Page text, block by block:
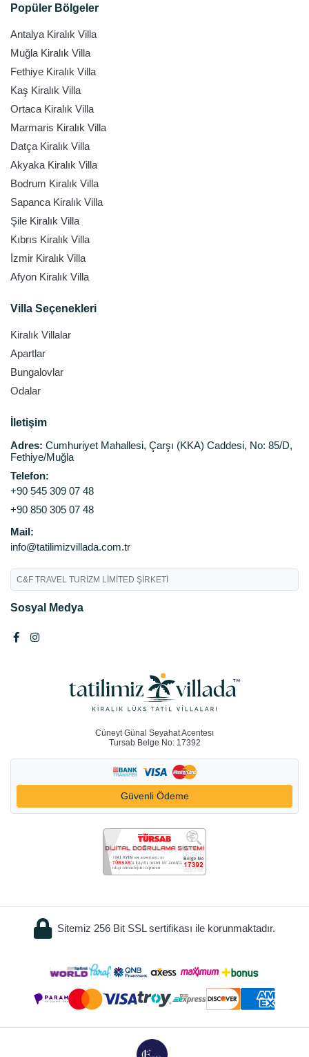
Popüler Bölgeler
Antalya Kiralık Villa
Muğla Kiralık Villa
Fethiye Kiralık Villa
Kaş Kiralık Villa
Ortaca Kiralık Villa
Marmaris Kiralık Villa
Datça Kiralık Villa
Akyaka Kiralık Villa
Bodrum Kiralık Villa
Sapanca Kiralık Villa
Şile Kiralık Villa
Kıbrıs Kiralık Villa
İzmir Kiralık Villa
Afyon Kiralık Villa
Villa Seçenekleri
Kiralık Villalar
Apartlar
Bungalovlar
Odalar
İletişim
Adres: Cumhuriyet Mahallesi, Çarşı (KKA) Caddesi, No: 85/D,
Fethiye/Muğla
Telefon:
+90 545 309 07 48
+90 850 305 07 48
Mail:
info@tatilimizvillada.com.tr
C&F TRAVEL TURİZM LİMİTED ŞİRKETİ
Sosyal Medya
Cüneyt Günal Seyahat Acentesı
Tursab Belge No: 17392
Güvenli Ödeme
Sitemiz 256 Bit SSL sertifikası ile korunmaktadır.